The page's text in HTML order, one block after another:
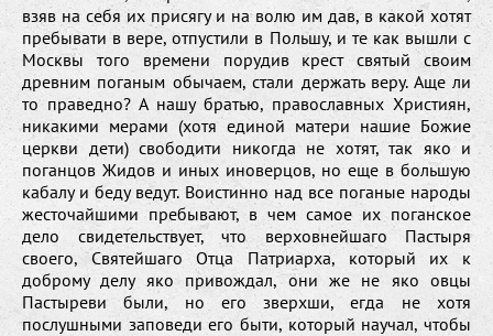
взяв на себя их присягу и на волю им дав, в какой хотят
пребывати в вере, отпустили в Польшу, и те как вышли с
Москвы того времени порудив крест святый своим
древним поганым обычаем, стали держать веру. Аще ли
то праведно? А нашу братью, православных Християн,
никакими мерами (хотя единой матери нашие Божие
церкви дети) свободити никогда не хотят, так яко и
поганцов Жидов и иных иноверцов, но еще в большую
кабалу и беду ведут. Воистинно над все поганые народы
жесточайшими пребывают, в чем самое их поганское
дело свидетельствует, что верховнейшаго Пастыря
своего, Святейшаго Отца Патриарха, который их к
доброму делу яко привождал, они же не яко овцы
Пастыреви были, но его зверхши, егда не хотя
послушными заповеди его быти, который научал, чтобы